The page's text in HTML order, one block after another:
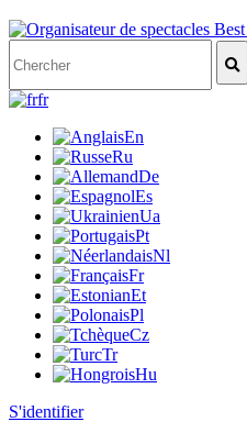
fr
En
Ru
De
Es
Ua
Pt
Nl
Fr
Et
Pl
Cz
Tr
Hu
S'identifier